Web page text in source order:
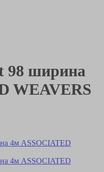
98 ширина
WEAVERS